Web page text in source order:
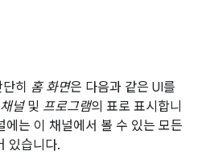
히 홈 화면은 다음과 같은 UI를
채널및 프로그램의 표로 표시합니
에는 이 채널에서 볼 수 있는 모든
있습니다.